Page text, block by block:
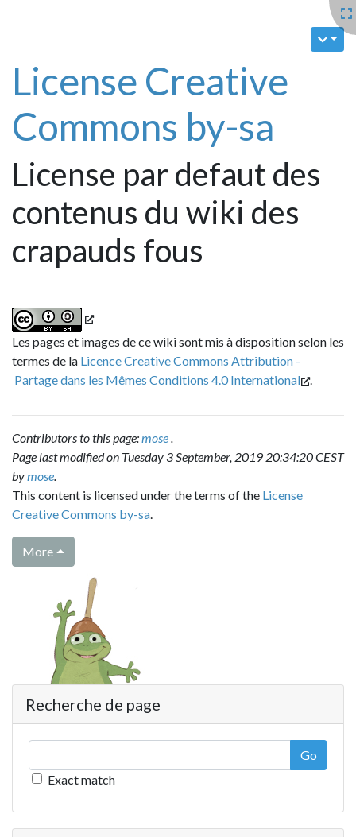
License Creative
Commons by-sa
License par defaut des
contenus du wiki des
crapauds fous
Les pages et images de ce wiki sont mis à disposition selon les
termes de la Licence Creative Commons Attribution -
Partage dans les Mêmes Conditions 4.0 International
.
Contributors to this page:mose
Page last modified on Tuesday 3 September, 2019 20:34:20 CEST
bymose
This content is licensed under the terms of the License
Creative Commons by-sa
More
Recherche de page
Go
Exact match